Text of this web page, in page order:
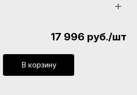
17 996 руб./шт
В корзину